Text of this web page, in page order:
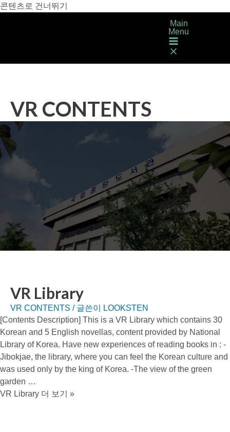
콘텐츠로 건너뛰기
Main
Menu
VR CONTENTS
VR Library
VR CONTENTS / 글쓴이
LOOKSTEN
[Contents Description] This is a VR Library which contains 30
Korean and 5 English novellas, content provided by National
Library of Korea. Have new experiences of reading books in : -
Jibokjae, the library, where you can feel the Korean culture and
was used only by the king of Korea. -The view of the green
garden …
VR Library 더 보기 »